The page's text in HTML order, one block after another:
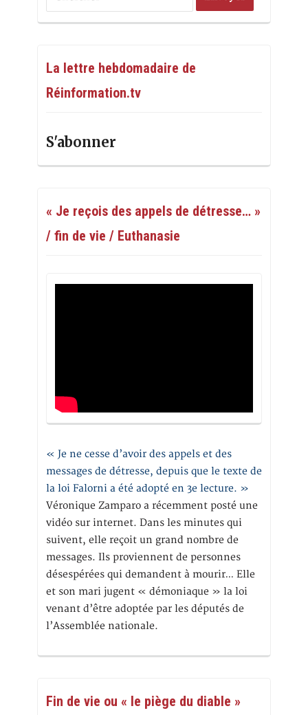
La lettre hebdomadaire de
Réinformation.tv
S'abonner
« Je reçois des appels de détresse… »
/ fin de vie / Euthanasie
« Je ne cesse d’avoir des appels et des
messages de détresse, depuis que le texte de
la loi Falorni a été adopté en 3e lecture. »
Véronique Zamparo a récemment posté une
vidéo sur internet. Dans les minutes qui
suivent, elle reçoit un grand nombre de
messages. Ils proviennent de personnes
désespérées qui demandent à mourir… Elle
et son mari jugent « démoniaque » la loi
venant d’être adoptée par les députés de
l’Assemblée nationale.
Fin de vie ou « le piège du diable »